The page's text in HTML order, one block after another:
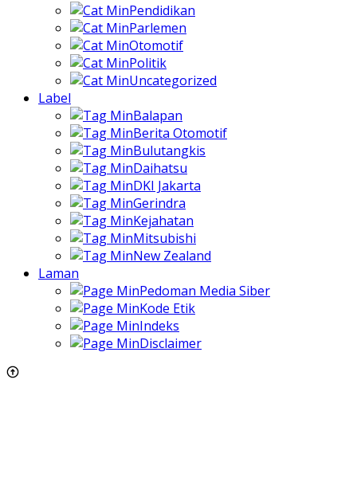
Pendidikan
Parlemen
Otomotif
Politik
Uncategorized
Label
Balapan
Berita Otomotif
Bulutangkis
Daihatsu
DKI Jakarta
Gerindra
Kejahatan
Mitsubishi
New Zealand
Laman
Pedoman Media Siber
Kode Etik
Indeks
Disclaimer